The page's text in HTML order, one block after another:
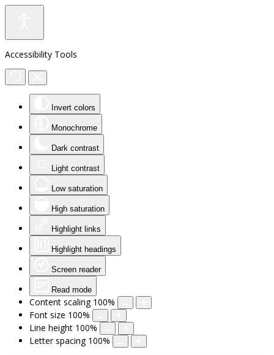
Accessibility Tools
Invert colors
Monochrome
Dark contrast
Light contrast
Low saturation
High saturation
Highlight links
Highlight headings
Screen reader
Read mode
Content scaling 100%
Font size 100%
Line height 100%
Letter spacing 100%